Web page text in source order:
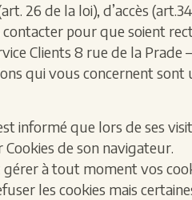
26 de la loi), d’accès
pour que soient
Clients 8 rue de la Prade
qui vous concernent sont
informé que lors de ses
Cookies de son navigateur.
à tout moment vos
les cookies mais